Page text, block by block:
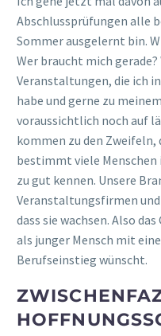
Abschlussprüfungen alle
Sommer ausgelernt bin.
Wer braucht mich
Veranstaltungen, die ich
habe und gerne zu
voraussichtlich noch auf
kommen zu den Zweifeln,
bestimmt viele
zu gut kennen. Unsere
Veranstaltungsfirmen
dass sie wachsen. Also
als junger Mensch mit
Berufseinstieg wünscht.